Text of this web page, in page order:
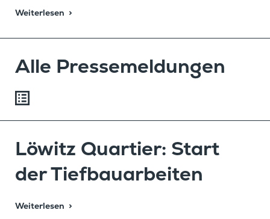
Weiterlesen
Alle Pressemeldungen
Löwitz Quartier: Start
der Tiefbauarbeiten
Weiterlesen